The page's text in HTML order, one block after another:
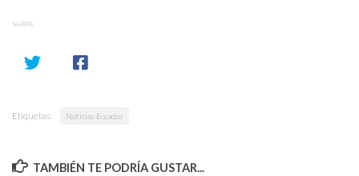
SHARE
Etiquetas: Noticias Ecuador
TAMBIÉN TE PODRÍA GUSTAR...